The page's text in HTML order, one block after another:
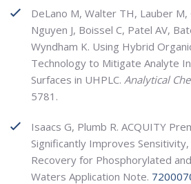
DeLano M, Walter TH, Lauber M,
Nguyen J, Boissel C, Patel AV,
Wyndham K. Using Hybrid
Technology to Mitigate Analyte
Surfaces in UHPLC. Analytical
5781.
Isaacs G, Plumb R. ACQUITY
Significantly Improves Sensitivity,
Recovery for Phosphorylated
Waters Application Note.